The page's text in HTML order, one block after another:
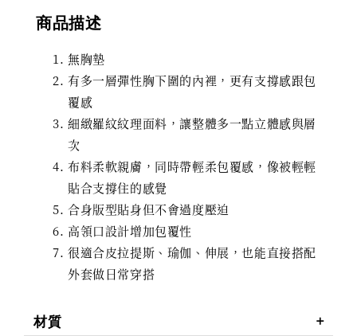
商品描述
無胸墊
有多一層彈性胸下圍的內裡，更有支撐感跟包
覆感
細緻羅紋紋理面料，讓整體多一點立體感與層
次
布料柔軟親膚，同時帶輕柔包覆感，像被輕輕
貼合支撐住的感覺
合身版型貼身但不會過度壓迫
高領口設計增加包覆性
很適合皮拉提斯、瑜伽、伸展，也能直接搭配
外套做日常穿搭
材質